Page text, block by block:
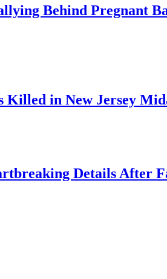
Behind Pregnant
in New Jersey
Details After